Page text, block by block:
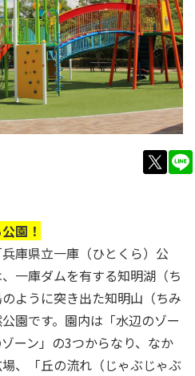
園！
庫県立一庫（ひとくら）公
一庫ダムを有する知明湖（ち
ように突き出た知明山（ちみ
園です。園内は「水辺のゾー
ーン」の3つからなり、なか
、「丘の流れ（じゃぶじゃぶ